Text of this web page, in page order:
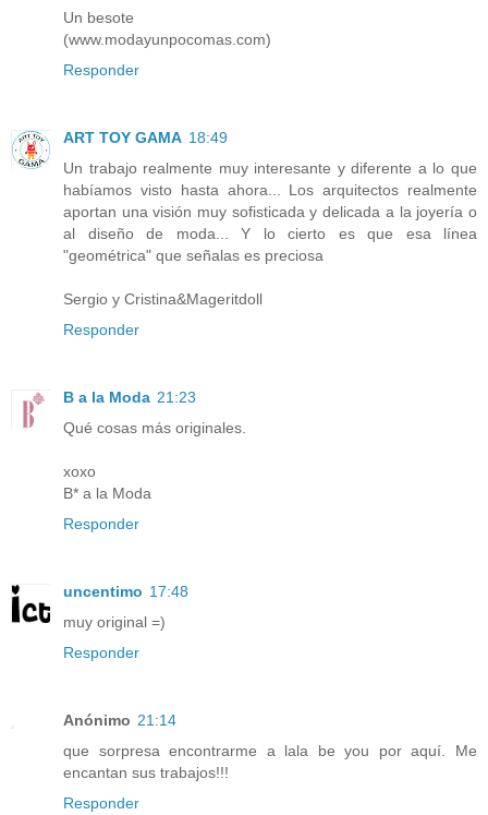
Un besote
(www.modayunpocomas.com)
Responder
ART TOY GAMA 18:49
Un trabajo realmente muy interesante y diferente a lo que
habíamos visto hasta ahora... Los arquitectos realmente
aportan una visión muy sofisticada y delicada a la joyería o
al diseño de moda... Y lo cierto es que esa línea
"geométrica" que señalas es preciosa
Sergio y Cristina&Mageritdoll
Responder
B a la Moda 21:23
Qué cosas más originales.
xoxo
B* a la Moda
Responder
uncentimo 17:48
muy original =)
Responder
Anónimo 21:14
que sorpresa encontrarme a lala be you por aquí. Me
encantan sus trabajos!!!
Responder